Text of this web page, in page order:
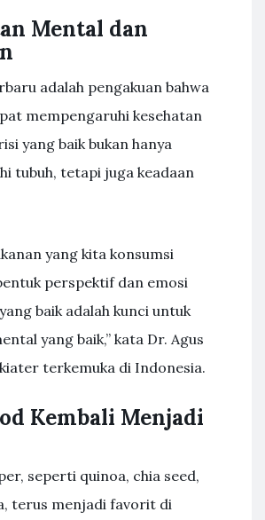
Mental dan
adalah pengakuan bahwa
mempengaruhi kesehatan
yang baik bukan hanya
tubuh, tetapi juga keadaan
yang kita konsumsi
perspektif dan emosi
baik adalah kunci untuk
yang baik,” kata Dr. Agus
terkemuka di Indonesia.
Kembali Menjadi
seperti quinoa, chia seed,
terus menjadi favorit di